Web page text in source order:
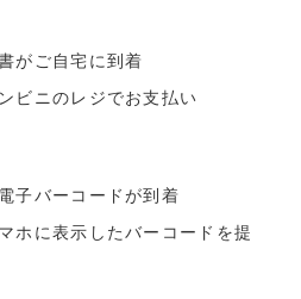
がご自宅に到着
ビニのレジでお支払い
子バーコードが到着
ホに表示したバーコードを提